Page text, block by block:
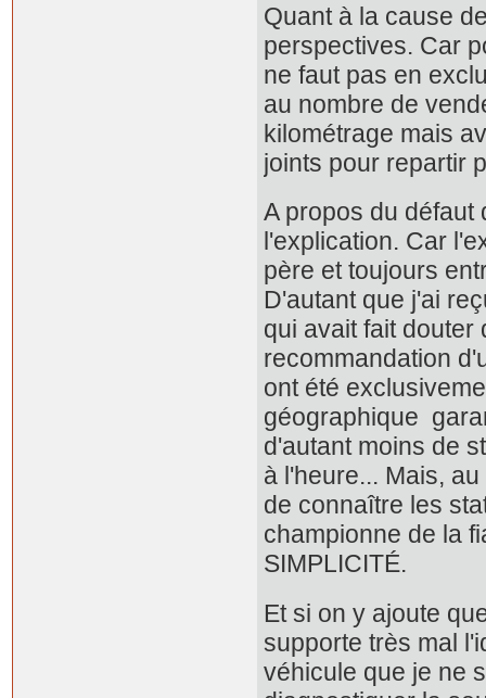
Quant à la cause
perspectives. Car
ne faut pas en
au nombre de
kilométrage mais
joints pour repartir
A propos du défaut
l'explication. Car
père et toujours
D'autant que j'ai
qui avait fait
recommandation
ont été
géographique
d'autant moins de
à l'heure... Mais,
de connaître les
championne de la
SIMPLICITÉ.
Et si on y ajoute
supporte très mal
véhicule que je ne